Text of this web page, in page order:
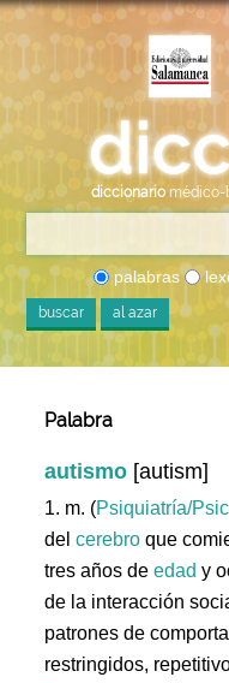
diccionario médico-
palabras
buscar al azar
Palabra
autismo [autism]
1. m. (Psiquiatría/
delcerebro que
tres años deedad y
de la interacción
patrones de
restringidos,